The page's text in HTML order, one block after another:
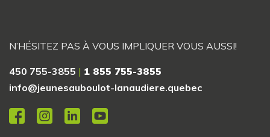
N’HÉSITEZ PAS À VOUS IMPLIQUER VOUS AUSSI!
450 755-3855 | 1 855 755-3855
info@jeunesauboulot-lanaudiere.quebec